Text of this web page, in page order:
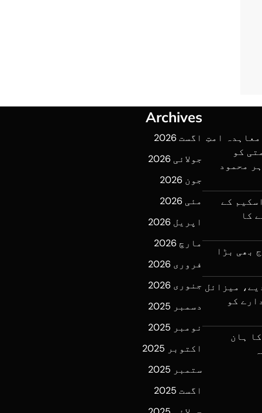
امتِ
کو
محمود
کے
کا
بھی بڑا
میزائل
کو
ہان
Archives
اگست 2026
جولائی 2026
جون 2026
مئی 2026
اپریل 2026
مارچ 2026
فروری 2026
جنوری 2026
دسمبر 2025
نومبر 2025
اکتوبر 2025
ستمبر 2025
اگست 2025